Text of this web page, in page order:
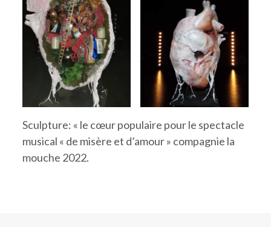
Sculpture: « le cœur populaire pour le spectacle
musical « de misère et d’amour » compagnie la
mouche 2022.